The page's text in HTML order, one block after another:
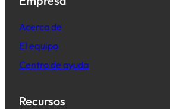
Acerca de
El equipo
Centro de ayuda
Recursos